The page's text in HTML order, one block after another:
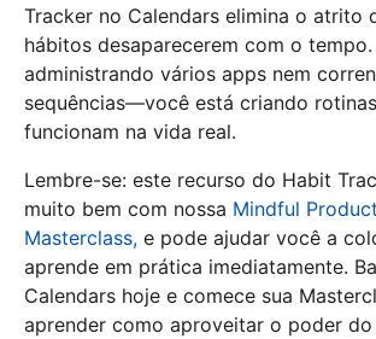
Tracker no Calendars elimina o atrito
hábitos desaparecerem com o
administrando vários apps nem
sequências—você está criando
funcionam na vida real.
Lembre-se: este recurso do Habit
muito bem com nossa Mindful
Masterclass, e pode ajudar você a
aprende em prática imediatamente.
Calendars hoje e comece sua
aprender como aproveitar o poder